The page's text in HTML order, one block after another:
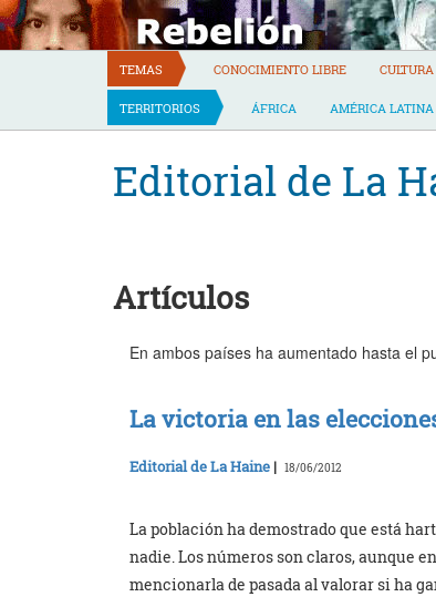
Skip
to
content
TEMAS CONOCIMIENTO LIBRE CULTURA
TERRITORIOS ÁFRICA AMÉRICA
Editorial de La
Artículos
En ambos países ha aumentado hasta el
La victoria en las
Editorial de La Haine | 18/06/2012
La población ha demostrado que está
nadie. Los números son claros, aunque
mencionarla de pasada al valorar si ha